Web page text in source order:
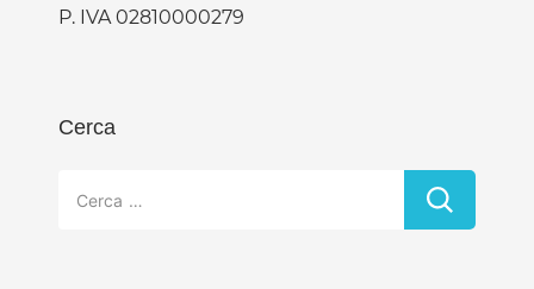
P. IVA 02810000279
Cerca